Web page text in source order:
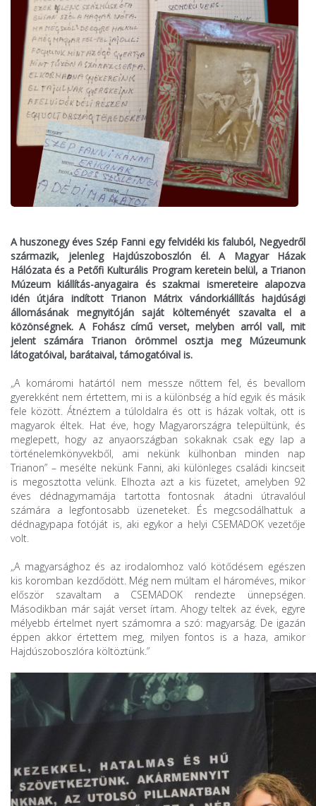
A huszonegy éves Szép Fanni egy felvidéki kis faluból, Negyedről
származik, jelenleg Hajdúszoboszlón él. A Magyar Házak
Hálózata és a Petőfi Kulturális Program keretein belül, a Trianon
Múzeum kiállítás-anyagaira és szakmai ismereteire alapozva
idén útjára indított Trianon Mátrix vándorkiállítás hajdúsági
állomásának megnyitóján saját költeményét szavalta el a
közönségnek. A Fohász című verset, melyben arról vall, mit
jelent számára Trianon örömmel osztja meg Múzeumunk
látogatóival, barátaival, támogatóival is.
„A komáromi határtól nem messze nőttem fel, és bevallom
gyerekként nem értettem, mi is a különbség a híd egyik és másik
fele között. Átnéztem a túloldalra és ott is házak voltak, ott is
magyarok éltek. Hat éve, hogy Magyarországra települtünk, és
meglepett, hogy az anyaországban sokaknak csak egy lap a
történelemkönyvekből, ami nekünk külhonban minden nap
Trianon” – mesélte nekünk Fanni, aki különleges családi kincseit
is megosztotta velünk. Elhozta azt a kis füzetet, amelyben 92
éves dédnagymamája tartotta fontosnak átadni útravalóul
számára a legfontosabb üzeneteket. És megcsodálhattuk a
dédnagypapa fotóját is, aki egykor a helyi CSEMADOK vezetője
volt.
„A magyarsághoz és az irodalomhoz való kötődésem egészen
kis koromban kezdődött. Még nem múltam el hároméves, mikor
először szavaltam a CSEMADOK rendezte ünnepségen.
Másodikban már saját verset írtam. Ahogy teltek az évek, egyre
mélyebb értelmet nyert számomra a szó: magyarság. De igazán
éppen akkor értettem meg, milyen fontos is a haza, amikor
Hajdúszoboszlóra költöztünk.”